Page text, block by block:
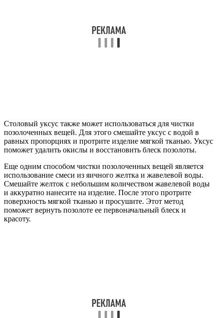
Столовый уксус также может использоваться для чистки
позолоченных вещей. Для этого смешайте уксус с водой в
равных пропорциях и протрите изделие мягкой тканью. Уксус
поможет удалить окислы и восстановить блеск позолоты.
Еще одним способом чистки позолоченных вещей является
использование смеси из яичного желтка и жавелевой воды.
Смешайте желток с небольшим количеством жавелевой воды
и аккуратно нанесите на изделие. После этого протрите
поверхность мягкой тканью и просушите. Этот метод
поможет вернуть позолоте ее первоначальный блеск и
красоту.